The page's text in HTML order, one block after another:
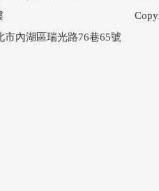
內湖區瑞光路76巷65號